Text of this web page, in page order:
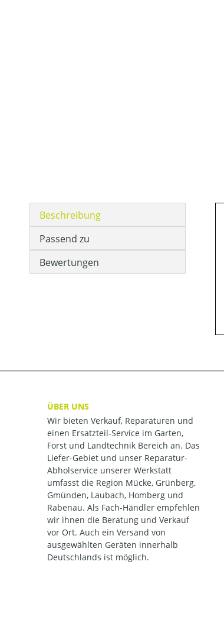
Beschreibung
Passend zu
Bewertungen
ÜBER UNS
Wir bieten Verkauf, Reparaturen und
einen Ersatzteil-Service im Garten,
Forst und Landtechnik Bereich an. Das
Liefer-Gebiet und unser Reparatur-
Abholservice unserer Werkstatt
umfasst die Region Mücke, Grünberg,
Gmünden, Laubach, Homberg und
Rabenau. Als Fach-Händler empfehlen
wir ihnen die Beratung und Verkauf
vor Ort. Auch ein Versand von
ausgewählten Geräten innerhalb
Deutschlands ist möglich.